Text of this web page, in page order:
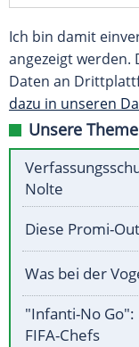
Ich bin damit
angezeigt werden.
Daten an
dazu in unseren
Unsere
Nolte
Diese Promi-
Was bei der
"Infanti-No
FIFA-Chefs